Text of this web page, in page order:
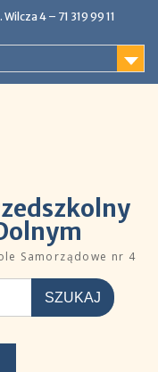
Wilcza 4 – 71 319 99 11
Samorządowe nr 4